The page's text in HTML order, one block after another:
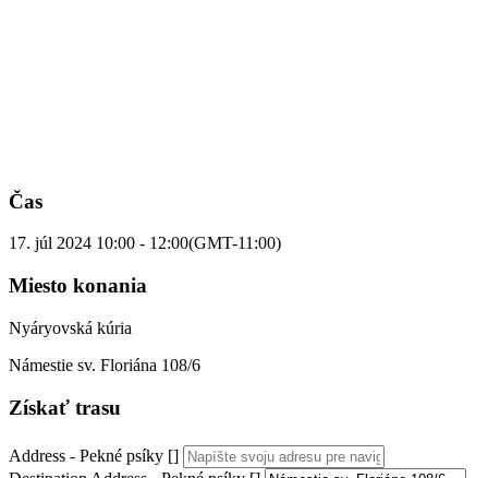
Čas
17. júl 2024 10:00 - 12:00(GMT-11:00)
Miesto konania
Nyáryovská kúria
Námestie sv. Floriána 108/6
Získať trasu
Address - Pekné psíky []